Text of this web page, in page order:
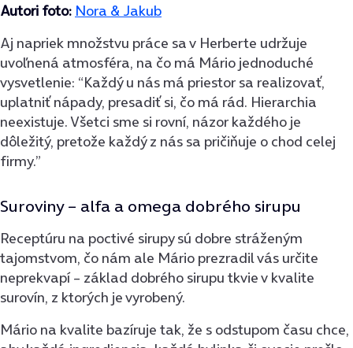
Autori foto: Nora & Jakub
Aj napriek množstvu práce sa v Herberte udržuje
uvoľnená atmosféra, na čo má Mário jednoduché
vysvetlenie: “Každý u nás má priestor sa realizovať,
uplatniť nápady, presadiť si, čo má rád. Hierarchia
neexistuje. Všetci sme si rovní, názor každého je
dôležitý, pretože každý z nás sa pričiňuje o chod celej
firmy.”
Suroviny – alfa a omega dobrého sirupu
Receptúru na poctivé sirupy sú dobre stráženým
tajomstvom, čo nám ale Mário prezradil vás určite
neprekvapí – základ dobrého sirupu tkvie v kvalite
surovín, z ktorých je vyrobený.
Mário na kvalite bazíruje tak, že s odstupom času chce,